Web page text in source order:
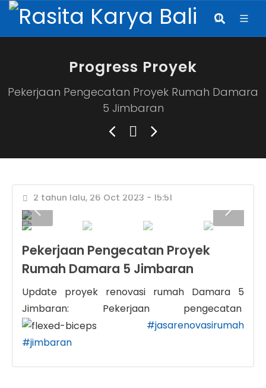
Progress Proyek
Pekerjaan Pengecatan Proyek Rumah Damara
5 Jimbaran
2 tahun lalu, 26 Oct 2023 - 15:51
Pekerjaan Pengecatan Proyek
Rumah Damara 5 Jimbaran
Update proyek renovasi rumah Damara 5
Jimbaran: Pekerjaan pengecatan
#jasarenovasirumah
#jimbaran